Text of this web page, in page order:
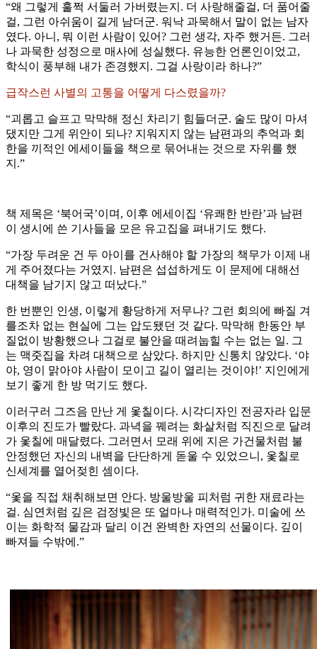
“왜 그렇게 훌쩍 서둘러 가버렸는지. 더 사랑해줄걸, 더 품어줄
걸, 그런 아쉬움이 길게 남더군. 워낙 과묵해서 말이 없는 남자
였다. 아니, 뭐 이런 사람이 있어? 그런 생각, 자주 했거든. 그러
나 과묵한 성정으로 매사에 성실했다. 유능한 언론인이었고,
학식이 풍부해 내가 존경했지. 그걸 사랑이라 하나?”
급작스런 사별의 고통을 어떻게 다스렸을까?
“괴롭고 슬프고 막막해 정신 차리기 힘들더군. 술도 많이 마셔
댔지만 그게 위안이 되나? 지워지지 않는 남편과의 추억과 회
한을 끼적인 에세이들을 책으로 묶어내는 것으로 자위를 했
지.”
책 제목은 ‘북어국’이며, 이후 에세이집 ‘유쾌한 반란’과 남편
이 생시에 쓴 기사들을 모은 유고집을 펴내기도 했다.
“가장 두려운 건 두 아이를 건사해야 할 가장의 책무가 이제 내
게 주어졌다는 거였지. 남편은 섭섭하게도 이 문제에 대해선
대책을 남기지 않고 떠났다.”
한 번뿐인 인생, 이렇게 황당하게 저무나? 그런 회의에 빠질 겨
를조차 없는 현실에 그는 압도됐던 것 같다. 막막해 한동안 부
질없이 방황했으나 그걸로 불안을 때려눕힐 수는 없는 일. 그
는 맥줏집을 차려 대책으로 삼았다. 하지만 신통치 않았다. ‘야
야, 영이 맑아야 사람이 모이고 길이 열리는 것이야!’ 지인에게
보기 좋게 한 방 먹기도 했다.
이러구러 그즈음 만난 게 옻칠이다. 시각디자인 전공자라 입문
이후의 진도가 빨랐다. 과녁을 꿰려는 화살처럼 직진으로 달려
가 옻칠에 매달렸다. 그러면서 모래 위에 지은 가건물처럼 불
안정했던 자신의 내벽을 단단하게 돋울 수 있었으니, 옻칠로
신세계를 열어젖힌 셈이다.
“옻을 직접 채취해보면 안다. 방울방울 피처럼 귀한 재료라는
걸. 심연처럼 깊은 검정빛은 또 얼마나 매력적인가. 미술에 쓰
이는 화학적 물감과 달리 이건 완벽한 자연의 선물이다. 깊이
빠져들 수밖에.”